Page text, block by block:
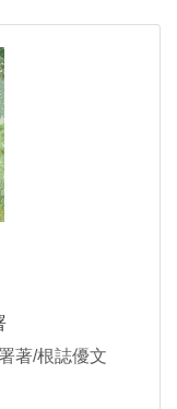
著/根誌優文